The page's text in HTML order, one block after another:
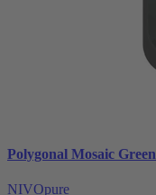
Polygonal Mosaic Green
NIVOpure